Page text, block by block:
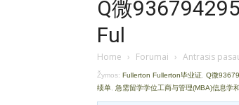
Q微
Ful
Home › Forumai › Antrasis
Žymos: Fullerton Fullerton毕业证 Q微
绩单 急需留学学位工商与管理(MBA)信息